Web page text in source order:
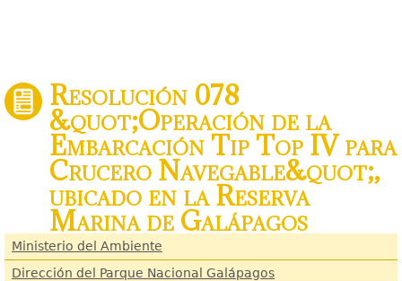
Resolución 078
&quot;Operación de la
Embarcación Tip Top IV para
Crucero Navegable&quot;,
ubicado en la Reserva
Marina de Galápagos
Ministerio del Ambiente
Dirección del Parque Nacional Galápagos